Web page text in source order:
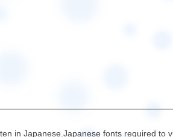
in Japanese.Japanese fonts required to